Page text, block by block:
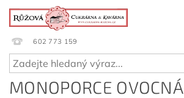
602 773 159
MONOPORCE OVOCNÁ